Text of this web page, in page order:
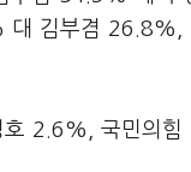
김부겸 26.8%,
2.6%, 국민의